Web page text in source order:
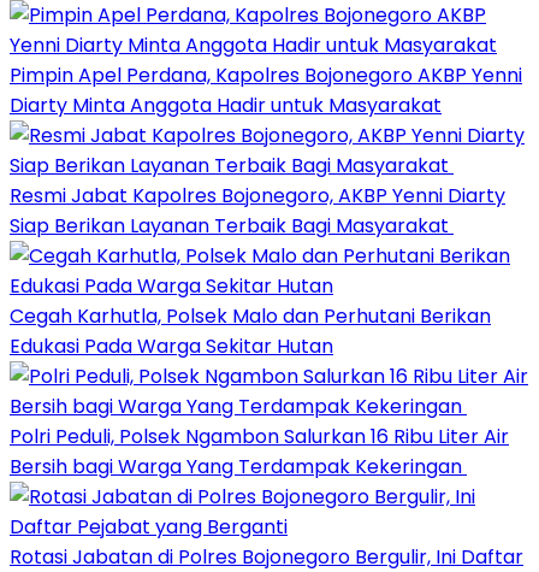
Pimpin Apel Perdana, Kapolres Bojonegoro AKBP Yenni
Diarty Minta Anggota Hadir untuk Masyarakat
Resmi Jabat Kapolres Bojonegoro, AKBP Yenni Diarty
Siap Berikan Layanan Terbaik Bagi Masyarakat
Cegah Karhutla, Polsek Malo dan Perhutani Berikan
Edukasi Pada Warga Sekitar Hutan
Polri Peduli, Polsek Ngambon Salurkan 16 Ribu Liter Air
Bersih bagi Warga Yang Terdampak Kekeringan
Rotasi Jabatan di Polres Bojonegoro Bergulir, Ini Daftar